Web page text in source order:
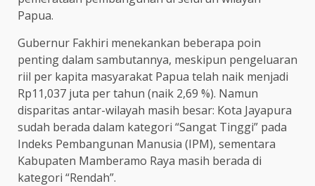
Papua.
Gubernur Fakhiri menekankan beberapa poin
penting dalam sambutannya, meskipun pengeluaran
riil per kapita masyarakat Papua telah naik menjadi
Rp11,037 juta per tahun (naik 2,69 %). Namun
disparitas antar-wilayah masih besar: Kota Jayapura
sudah berada dalam kategori “Sangat Tinggi” pada
Indeks Pembangunan Manusia (IPM), sementara
Kabupaten Mamberamo Raya masih berada di
kategori “Rendah”.